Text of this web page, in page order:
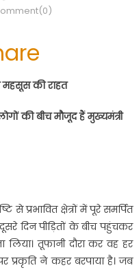
महसूस की राहत
की बीच मौजूद हैं मुख्यमंत्री
से प्रभावित क्षेत्रों में पूरे समर्पित
दिन पीड़ितों के बीच पहुंचकर
लिया। तूफानी दौरा कर वह हर
प्रकृति ने कहर बरपाया है। जब